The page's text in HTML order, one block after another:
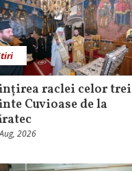
raclei celor trei
Cuvioase de la
2026